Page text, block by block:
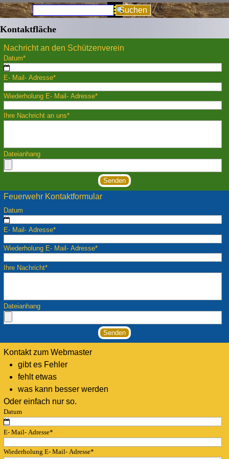
Direkt zum SeiteninhaltMenü überspringen
Suchen
Kontaktfläche
Nachricht an den Schützenverein
Datum*
E- Mail- Adresse*
Wiederholung E- Mail- Adresse*
Ihre Nachricht an uns*
Dateianhang
Feuerwehr Kontaktformular
Datum
E- Mail- Adresse*
Wiederholung E- Mail- Adresse*
Ihre Nachricht*
Dateianhang
Kontakt zum Webmaster
gibt es Fehler
fehlt etwas
was kann besser werden
Oder einfach nur so.
Datum
E- Mail- Adresse*
Wiederholung E- Mail- Adresse*